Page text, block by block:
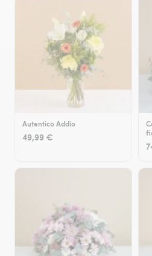
Autentico Addio
49,99 €